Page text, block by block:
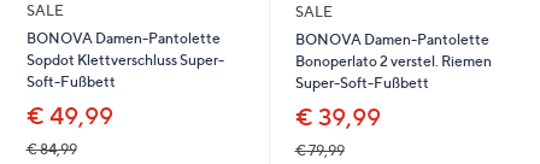
SALE
BONOVA Damen-Pantolette
Sopdot Klettverschluss Super-
Soft-Fußbett
€ 49,99
€ 84,99
SALE
BONOVA Damen-Pantolette
Bonoperlato 2 verstel. Riemen
Super-Soft-Fußbett
€ 39,99
€ 79,99